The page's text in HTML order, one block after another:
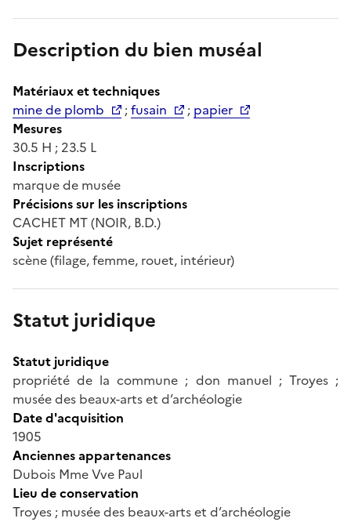
Description du bien muséal
Matériaux et techniques
mine de plomb
;fusain ; papier
Mesures
30.5 H ; 23.5 L
Inscriptions
marque de musée
Précisions sur les inscriptions
CACHET MT (NOIR, B.D.)
Sujet représenté
scène (filage, femme, rouet, intérieur)
Statut juridique
Statut juridique
propriété de la commune ; don manuel ; Troyes ;
musée des beaux-arts et d’archéologie
Date d'acquisition
1905
Anciennes appartenances
Dubois Mme Vve Paul
Lieu de conservation
Troyes ; musée des beaux-arts et d’archéologie